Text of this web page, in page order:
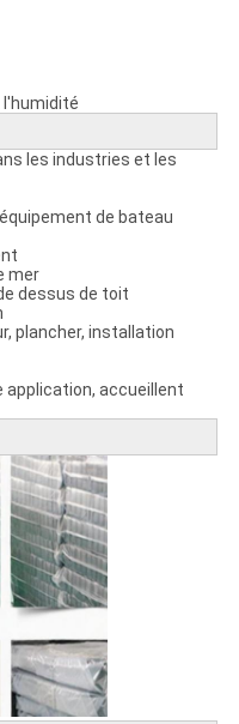
l'humidité
les industries et les
de bateau
mer
dessus de toit
plancher, installation
application, accueillent